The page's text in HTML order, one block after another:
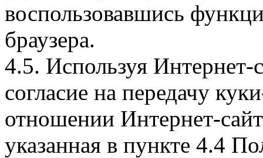
воспользовавшись
браузера.
4.5. Используя Интернет-
согласие на передачу
отношении Интернет-
указанная в пункте 4.4